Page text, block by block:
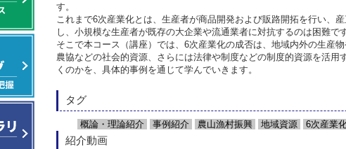
す。
これまで6次産業化とは、生産者が商品開発および販路開拓を行い、
し、小規模な生産者が既存の大企業や流通業者に対抗するのは困難です
そこで本コース（講座）では、6次産業化の成否は、地域内外の生産
農協などの社会的資源、さらには法律や制度などの制度的資源を活
くのかを、具体的事例を通じて学んでいきます。
タグ
概論・理論紹介 事例紹介 農山漁村振興 地域資源 6次産業
紹介動画